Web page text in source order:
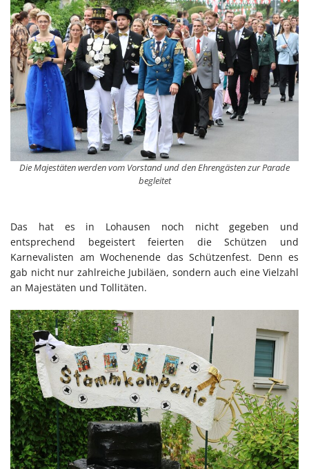
Die Majestäten werden vom Vorstand und den Ehrengästen zur Parade
begleitet
Das hat es in Lohausen noch nicht gegeben und
entsprechend begeistert feierten die Schützen und
Karnevalisten am Wochenende das Schützenfest. Denn es
gab nicht nur zahlreiche Jubiläen, sondern auch eine Vielzahl
an Majestäten und Tollitäten.